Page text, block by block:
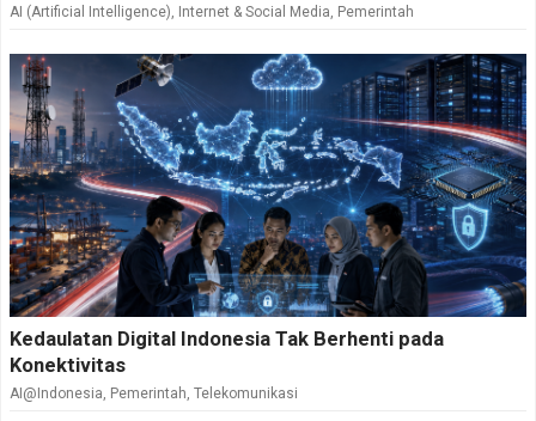
AI (Artificial Intelligence), Internet & Social Media, Pemerintah
Kedaulatan Digital Indonesia Tak Berhenti pada
Konektivitas
AI@Indonesia, Pemerintah, Telekomunikasi